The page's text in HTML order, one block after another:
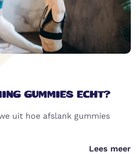
GUMMIES ECHT?
uit hoe afslank gummies
Lees meer